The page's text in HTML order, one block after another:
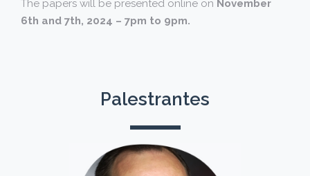
The papers will be presented online on November
6th and 7th, 2024 – 7pm to 9pm.
Palestrantes